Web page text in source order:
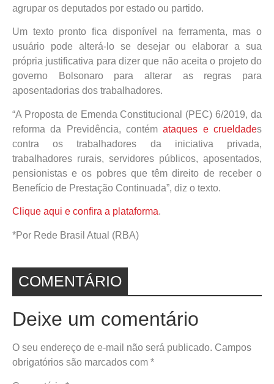
agrupar os deputados por estado ou partido.
Um texto pronto fica disponível na ferramenta, mas o
usuário pode alterá-lo se desejar ou elaborar a sua
própria justificativa para dizer que não aceita o projeto do
governo Bolsonaro para alterar as regras para
aposentadorias dos trabalhadores.
“A Proposta de Emenda Constitucional (PEC) 6/2019, da
reforma da Previdência, contémataques e crueldades
contra os trabalhadores da iniciativa privada,
trabalhadores rurais, servidores públicos, aposentados,
pensionistas e os pobres que têm direito de receber o
Benefício de Prestação Continuada”, diz o texto.
Clique aqui e confira a plataforma.
*Por Rede Brasil Atual (RBA)
COMENTÁRIO
Deixe um comentário
O seu endereço de e-mail não será publicado. Campos
obrigatórios são marcados com *